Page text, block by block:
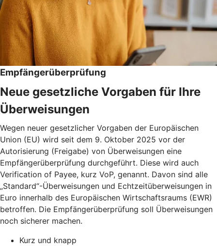
Empfängerüberprüfung
Neue gesetzliche Vorgaben für Ihre
Überweisungen
Wegen neuer gesetzlicher Vorgaben der Europäischen
Union (EU) wird seit dem 9. Oktober 2025 vor der
Autorisierung (Freigabe) von Überweisungen eine
Empfängerüberprüfung durchgeführt. Diese wird auch
Verification of Payee, kurz VoP, genannt. Davon sind alle
„Standard“-Überweisungen und Echtzeitüberweisungen in
Euro innerhalb des Europäischen Wirtschaftsraums (EWR)
betroffen. Die Empfängerüberprüfung soll Überweisungen
noch sicherer machen.
Kurz und knapp